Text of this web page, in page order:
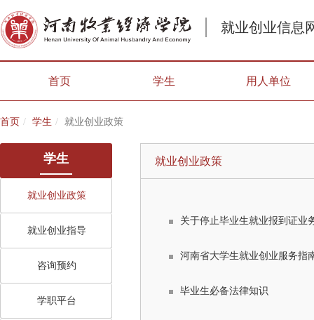
就业创业信息
首页 学生 用人单位
首页 学生 就业创业政策
学生
就业创业政策
就业创业指导
咨询预约
学职平台
就业创业政策
关于停止毕业生就业报到证业
河南省大学生就业创业服务指
毕业生必备法律知识